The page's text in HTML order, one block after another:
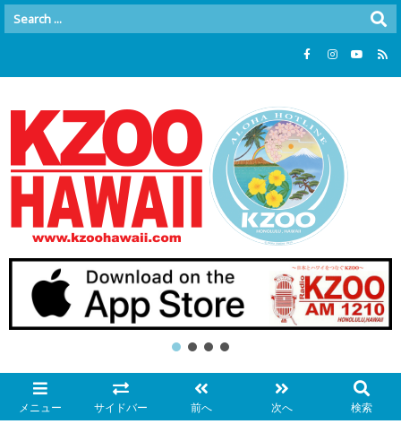
メニュー サイドバー 前へ 次へ 検索